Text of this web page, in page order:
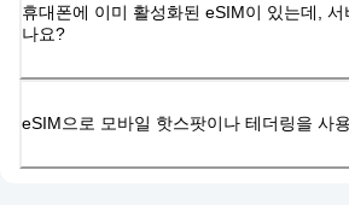
휴대폰에 이미 활성화된 eSIM이 있는데,
나요?
eSIM으로 모바일 핫스팟이나 테더링을 사